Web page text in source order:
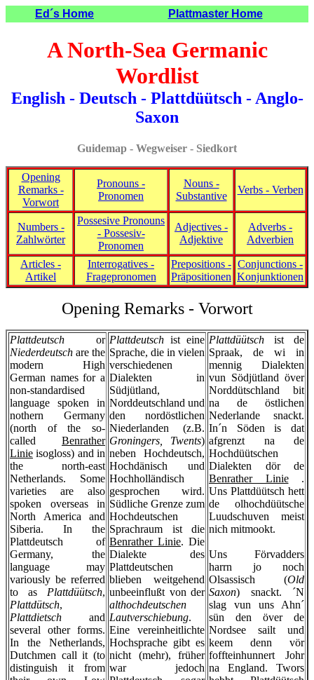
Ed´s Home Plattmaster Home
A North-Sea Germanic
Wordlist
English - Deutsch - Plattdüütsch - Anglo-
Saxon
Guidemap - Wegweiser - Siedkort
Opening
Remarks -
Vorwort
Pronouns -
Pronomen
Nouns -
Substantive
Verbs - Verben
Numbers -
Zahlwörter
Possesive Pronouns
- Possesiv-
Pronomen
Adjectives -
Adjektive
Adverbs -
Adverbien
Articles -
Artikel
Interrogatives -
Fragepronomen
Prepositions -
Präpositionen
Conjunctions -
Konjunktionen
Opening Remarks - Vorwort
Plattdeutsch or
Niederdeutsch are the
modern High
German names for a
non-standardised
language spoken in
nothern Germany
(north of the so-
called Benrather
Linie isogloss) and in
the north-east
Netherlands. Some
varieties are also
spoken overseas in
North America and
Siberia. In the
Plattdeutsch of
Germany, the
language may
variously be referred
to as Plattdüütsch,
Plattdütsch,
Plattdietsch and
several other forms.
In the Netherlands,
Dutchmen call it (to
distinguish it from
Plattdeutsch ist eine
Sprache, die in vielen
verschiedenen
Dialekten in
Südjütland,
Norddeutschland und
den nordöstlichen
Niederlanden (z.B.
Groningers, Twents)
neben Hochdeutsch,
Hochdänisch und
Hochholländisch
gesprochen wird.
Südliche Grenze zum
Hochdeutschen
Sprachraum ist die
Benrather Linie. Die
Dialekte des
Plattdeutschen
blieben weitgehend
unbeeinflußt von der
althochdeutschen
Lautverschiebung.
Eine vereinheitlichte
Hochsprache gibt es
nicht (mehr), früher
war jedoch
Plattdüütsch ist de
Spraak, de wi in
mennig Dialekten
vun Södjütland över
Norddütschland bit
na de östlichen
Nederlande snackt.
In´n Söden is dat
afgrenzt na de
Hochdüütschen
Dialekten dör de
Benrather Linie.
Uns Plattdüütsch hett
de olhochdüütsche
Luudschuven meist
nich mitmookt.
Uns Förvadders
harrn jo noch
Olsassisch (Old
Saxon) snackt. ´N
slag vun uns Ahn´
sün den över de
Nordsee sailt und
keem denn vör
foffteinhunnert Johr
na England. Twors